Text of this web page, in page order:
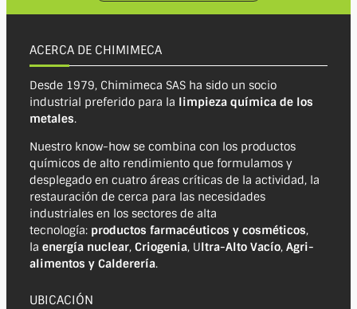
ACERCA DE CHIMIMECA
Desde 1979, Chimimeca SAS ha sido un socio
industrial preferido para la limpieza química de los
metales.
Nuestro know-how se combina con los productos
químicos de alto rendimiento que formulamos y
desplegado en cuatro áreas críticas de la actividad, la
restauración de cerca para las necesidades
industriales en los sectores de alta
tecnología: productos farmacéuticos y cosméticos,
la energía nuclear, Criogenia, Ultra-Alto Vacío, Agri-
alimentos y Calderería.
UBICACIÓN